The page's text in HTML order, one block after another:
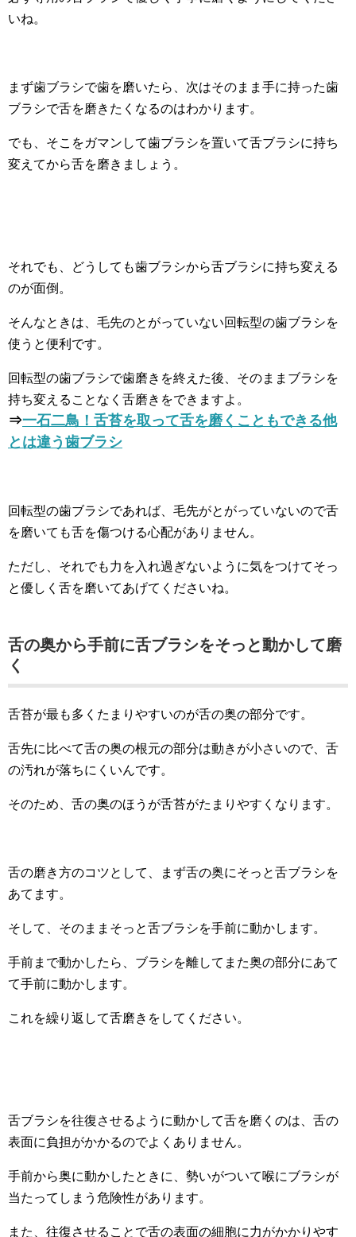
いね。
まず歯ブラシで歯を磨いたら、次はそのまま手に持った歯
ブラシで舌を磨きたくなるのはわかります。
でも、そこをガマンして歯ブラシを置いて舌ブラシに持ち
変えてから舌を磨きましょう。
それでも、どうしても歯ブラシから舌ブラシに持ち変える
のが面倒。
そんなときは、毛先のとがっていない回転型の歯ブラシを
使うと便利です。
回転型の歯ブラシで歯磨きを終えた後、そのままブラシを
持ち変えることなく舌磨きをできますよ。
⇒一石二鳥！舌苔を取って舌を磨くこともできる他
とは違う歯ブラシ
回転型の歯ブラシであれば、毛先がとがっていないので舌
を磨いても舌を傷つける心配がありません。
ただし、それでも力を入れ過ぎないように気をつけてそっ
と優しく舌を磨いてあげてくださいね。
舌の奥から手前に舌ブラシをそっと動かして磨
く
舌苔が最も多くたまりやすいのが舌の奥の部分です。
舌先に比べて舌の奥の根元の部分は動きが小さいので、舌
の汚れが落ちにくいんです。
そのため、舌の奥のほうが舌苔がたまりやすくなります。
舌の磨き方のコツとして、まず舌の奥にそっと舌ブラシを
あてます。
そして、そのままそっと舌ブラシを手前に動かします。
手前まで動かしたら、ブラシを離してまた奥の部分にあて
て手前に動かします。
これを繰り返して舌磨きをしてください。
舌ブラシを往復させるように動かして舌を磨くのは、舌の
表面に負担がかかるのでよくありません。
手前から奥に動かしたときに、勢いがついて喉にブラシが
当たってしまう危険性があります。
また、往復させることで舌の表面の細胞に力がかかりやす